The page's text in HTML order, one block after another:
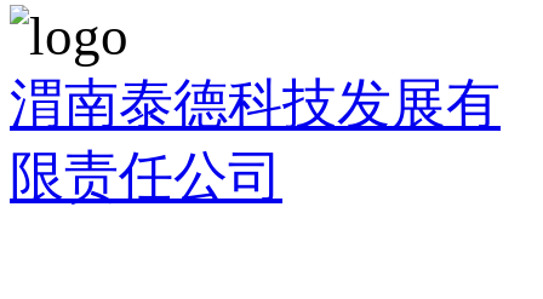
渭南泰德科技发展有
限责任公司